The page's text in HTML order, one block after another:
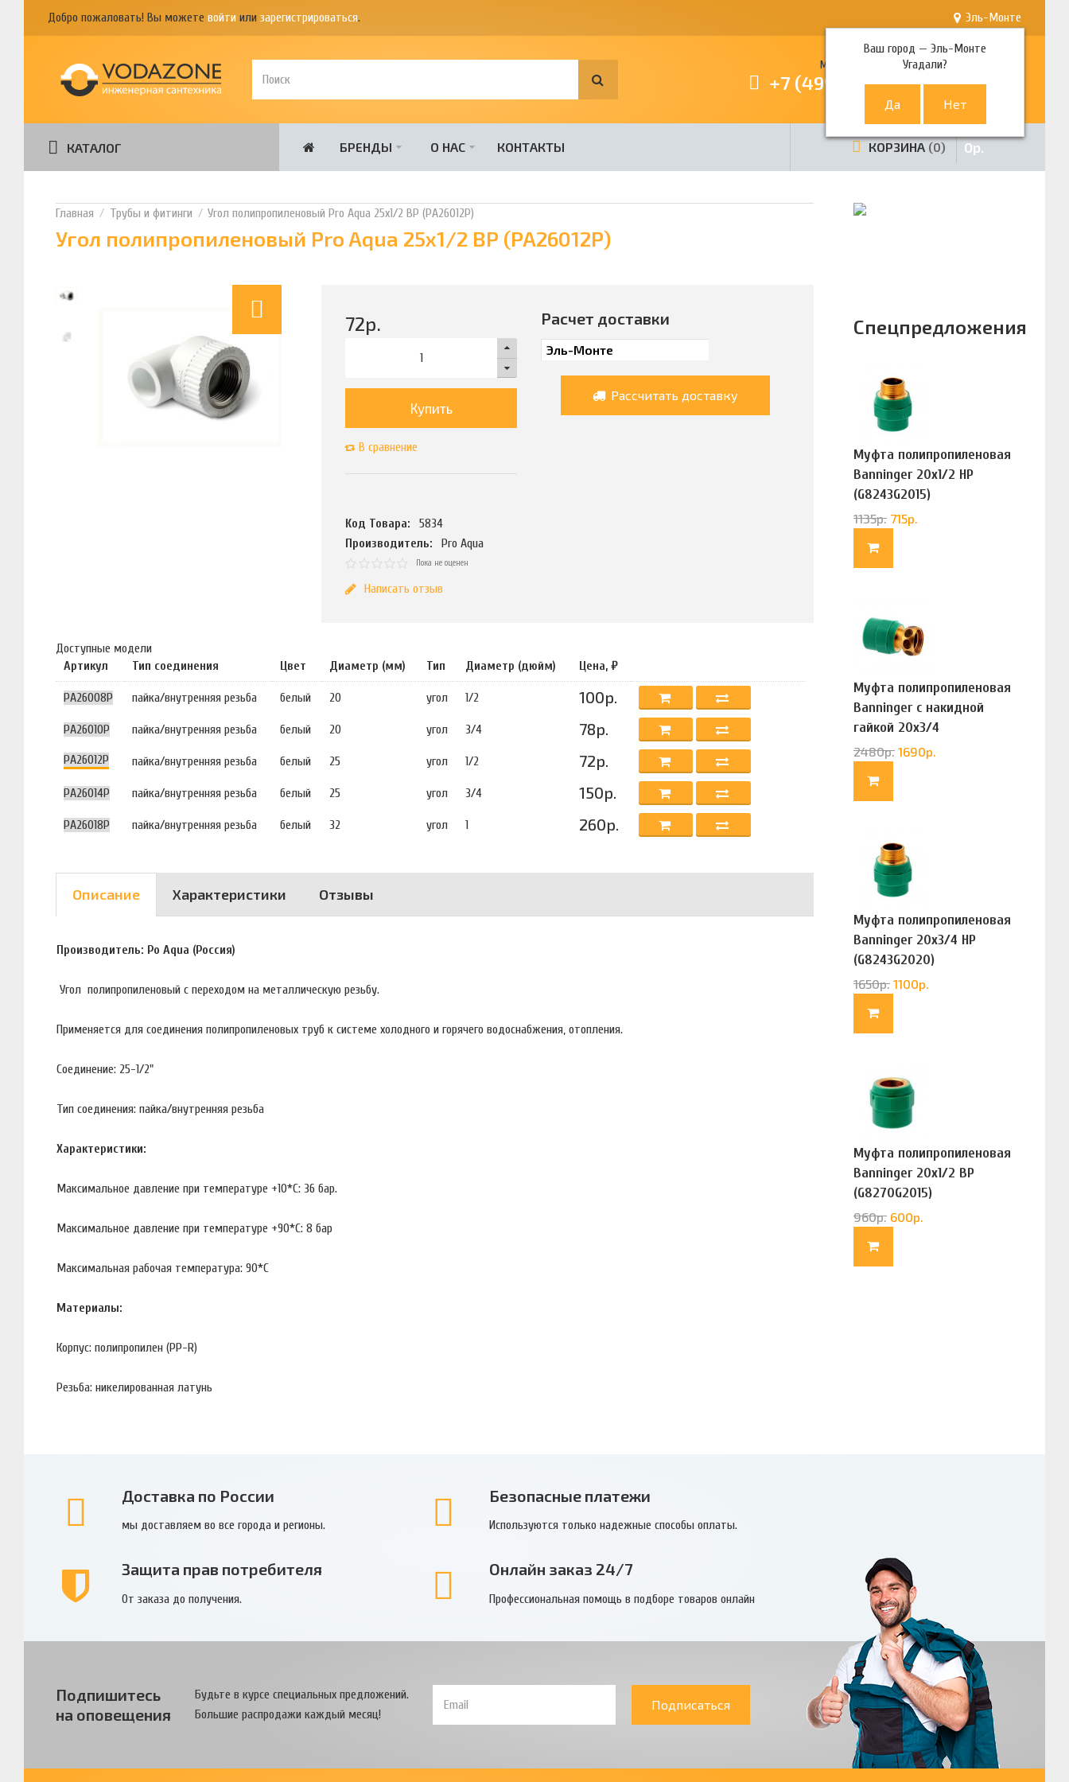
Добро пожаловать! Вы можете войти или зарегистрироваться. Эль-Монте
Ваш город —Эль-Монте
Угадали?
Многоканальный телефон
+7 (499) 380-80-80
КАТАЛОГ БРЕНДЫ О НАС КОНТАКТЫ КОРЗИНА 0 0р.
Трубы и фитинги Угол полипропиленовый Pro Aqua 25х1/2 ВР (PA26012Р)
Угол полипропиленовый Pro Aqua 25х1/2 ВР (PA26012Р)
72р.
Купить
В сравнение
Код Товара:
5834
Производитель:
Pro Aqua
Пока не оценен
Написать отзыв
Расчет доставки
Рассчитать доставку
Доступные модели
Артикул
Тип соединения Цвет Диаметр (мм) Тип Диаметр (дюйм) Цена, ₽
PA26008P пайка/внутренняя резьба белый 20 угол 1/2 100р.
PA26010P пайка/внутренняя резьба белый 20 угол 3/4 78р.
PA26012P пайка/внутренняя резьба белый 25 угол 1/2 72р.
PA26014P пайка/внутренняя резьба белый 25 угол 3/4 150р.
PA26018P пайка/внутренняя резьба белый 32 угол 1 260р.
Описание Характеристики Отзывы
Производитель: Po Aqua (Россия)
Угол полипропиленовый с переходом на металлическую резьбу.
Применяется для соединения полипропиленовых труб к системе холодного и горячего водоснабжения, отопления.
Соединение: 25-1/2"
Тип соединения: пайка/внутренняя резьба
Характеристики:
Максимальное давление при температуре +10*С: 36 бар.
Максимальное давление при температуре +90*С: 8 бар
Максимальная рабочая температура: 90*С
Материалы:
Корпус: полипропилен (PP-R)
Резьба: никелированная латунь
Спецпредложения
Муфта полипропиленовая
Banninger 20х1/2 НР
(G8243G2015)
1135р. 715р.
Муфта полипропиленовая
Banninger с накидной
гайкой 20х3/4
(G83322020)
2480р. 1690р.
Муфта полипропиленовая
Banninger 20х3/4 НР
(G8243G2020)
1650р. 1100р.
Муфта полипропиленовая
Banninger 20х1/2 ВР
(G8270G2015)
960р. 600р.
Доставка по России
мы доставляем во все города и регионы.
Безопасные платежи
Используются только надежные способы оплаты.
Защита прав потребителя
От заказа до получения.
Онлайн заказ 24/7
Профессиональная помощь в подборе товаров онлайн
Подпишитесь
на оповещения
Будьте в курсе специальных предложений.
Большие распродажи каждый месяц!
Подписаться